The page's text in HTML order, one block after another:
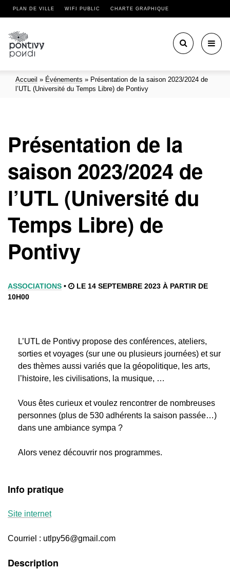
PLAN DE VILLE WIFI PUBLIC CHARTE GRAPHIQUE
Accueil » Événements » Présentation de la saison 2023/2024 de
l’UTL (Université du Temps Libre) de Pontivy
Présentation de la
saison 2023/2024 de
l’UTL (Université du
Temps Libre) de
Pontivy
ASSOCIATIONS •
LE 14 SEPTEMBRE 2023 À PARTIR DE
10H00
L’UTL de Pontivy propose des conférences, ateliers,
sorties et voyages (sur une ou plusieurs journées) et sur
des thèmes aussi variés que la géopolitique, les arts,
l’histoire, les civilisations, la musique, …
Vous êtes curieux et voulez rencontrer de nombreuses
personnes (plus de 530 adhérents la saison passée…)
dans une ambiance sympa ?
Alors venez découvrir nos programmes.
Info pratique
Site internet
Courriel : utlpy56@gmail.com
Description